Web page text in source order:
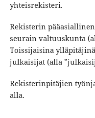
yhteisrekisteri.
Rekisterin
seurain valtuuskunta
Toissijaisina
julkaisijat (alla
Rekisterinpitäjien
alla.